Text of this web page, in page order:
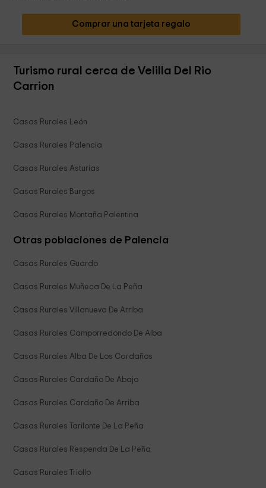
Comprar una tarjeta regalo
Turismo rural cerca de Velilla Del Rio
Carrion
Casas Rurales León
Casas Rurales Palencia
Casas Rurales Asturias
Casas Rurales Burgos
Casas Rurales Montaña Palentina
Otras poblaciones de Palencia
Casas Rurales Guardo
Casas Rurales Muñeca De La Peña
Casas Rurales Villanueva De Arriba
Casas Rurales Camporredondo De Alba
Casas Rurales Alba De Los Cardaños
Casas Rurales Cardaño De Abajo
Casas Rurales Cardaño De Arriba
Casas Rurales Tarilonte De La Peña
Casas Rurales Respenda De La Peña
Casas Rurales Triollo